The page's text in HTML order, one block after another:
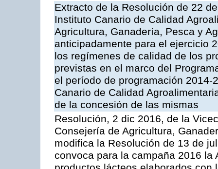
Extracto de la Resolución de 22
Instituto Canario de Calidad
Agricultura, Ganadería, Pesca y
anticipadamente para el ejercicio
los regímenes de calidad de los
previstas en el marco del
el período de programación
Canario de Calidad
de la concesión de las mismas
Resolución, 2 dic 2016, de la
Consejería de Agricultura,
modifica la Resolución de 13 de
convoca para la campaña 2016